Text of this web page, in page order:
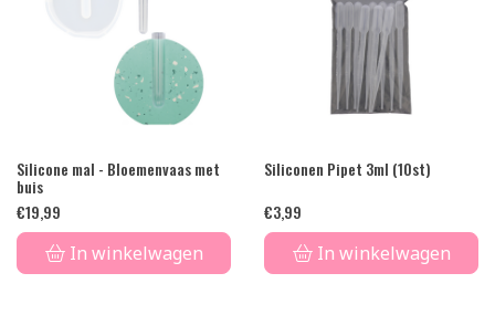
Silicone mal - Bloemenvaas met
buis
€19,99
In winkelwagen
Siliconen Pipet 3ml (10st)
€3,99
In winkelwagen